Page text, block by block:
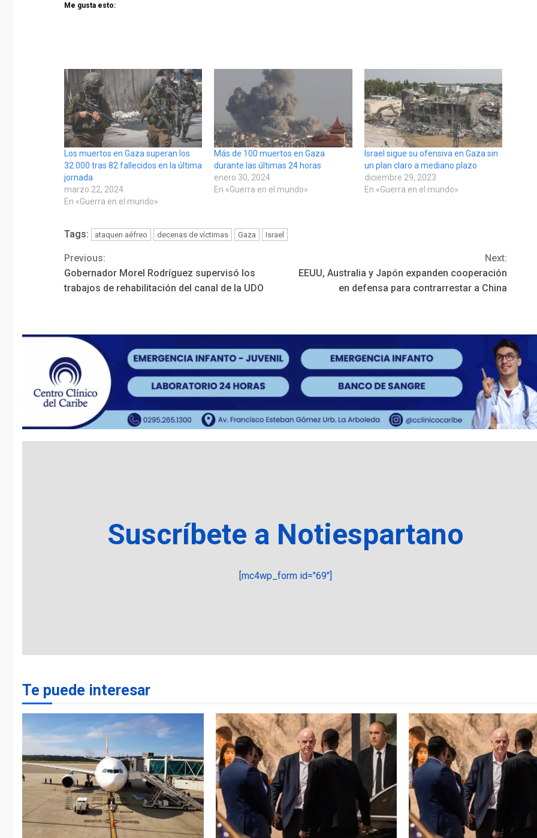
Me gusta esto:
Los muertos en Gaza superan los
32.000 tras 82 fallecidos en la última
jornada
marzo 22, 2024
En «Guerra en el mundo»
Más de 100 muertos en Gaza
durante las últimas 24 horas
enero 30, 2024
En «Guerra en el mundo»
Israel sigue su ofensiva en Gaza sin
un plan claro a mediano plazo
diciembre 29, 2023
En «Guerra en el mundo»
Tags: ataquen aéfreo decenas de víctimas Gaza Israel
Continue
Reading
Previous:
Gobernador Morel Rodríguez supervisó los
trabajos de rehabilitación del canal de la UDO
Next:
EEUU, Australia y Japón expanden cooperación
en defensa para contrarrestar a China
Suscríbete a Notiespartano
[mc4wp_form id="69"]
Te puede interesar